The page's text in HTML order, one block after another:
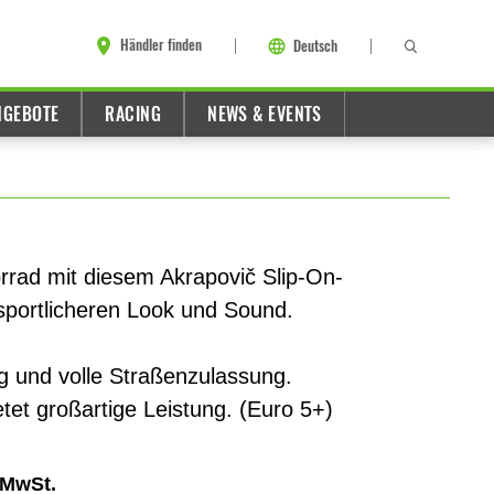
Händler finden Deutsch
RACING NEWS & EVENTS
mit diesem Akrapovič Slip-On-
Look und Sound.
und volle Straßenzulassung.
großartige Leistung. (Euro 5+)